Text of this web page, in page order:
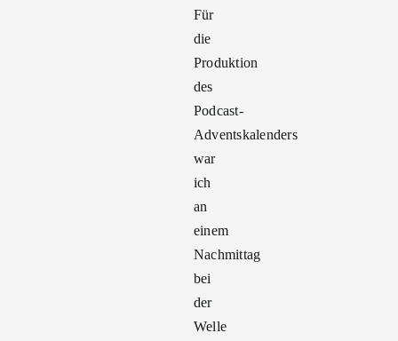
Für
die
Produktion
des
Podcast-
Adventskalenders
war
ich
an
einem
Nachmittag
bei
der
Welle